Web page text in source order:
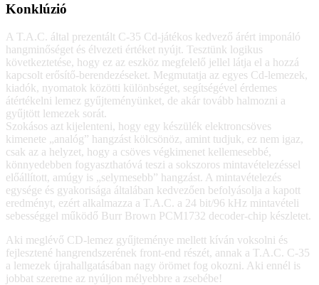
Konklúzió
A T.A.C. által prezentált C-35 Cd-játékos kedvező árért imponáló
hangminőséget és élvezeti értéket nyújt. Tesztünk logikus
következtetése, hogy ez az eszköz megfelelő jellel látja el a hozzá
kapcsolt erősítő-berendezéseket. Megmutatja az egyes Cd-lemezek,
kiadók, nyomatok közötti különbséget, segítségével érdemes
átértékelni lemez gyűjteményünket, de akár tovább halmozni a
gyűjtött lemezek sorát.
Szokásos azt kijelenteni, hogy egy készülék elektroncsöves
kimenete „analóg” hangzást kölcsönöz, amint tudjuk, ez nem igaz,
csak az a helyzet, hogy a csöves végkimenet kellemesebbé,
könnyedebben fogyaszthatóvá teszi a sokszoros mintavételezéssel
előállított, amúgy is „selymesebb” hangzást. A mintavételezés
egysége és gyakorisága általában kedvezően befolyásolja a kapott
eredményt, ezért alkalmazza a T.A.C. a 24 bit/96 kHz mintavételi
sebességgel működő Burr Brown PCM1732 decoder-chip készletet.
Aki meglévő CD-lemez gyűjteménye mellett kíván voksolni és
fejlesztené hangrendszerének front-end részét, annak a T.A.C. C-35
a lemezek újrahallgatásában nagy örömet fog okozni. Aki ennél is
jobbat szeretne az nyúljon mélyebbre a zsebébe!